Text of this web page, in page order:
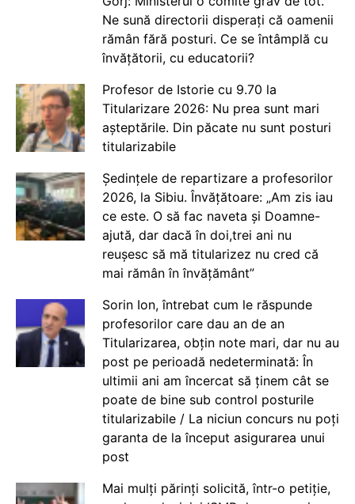
Ne sună directorii disperați că oamenii
rămân fără posturi. Ce se întâmplă cu
învățătorii, cu educatorii?
Profesor de Istorie cu 9.70 la
Titularizare 2026: Nu prea sunt mari
așteptările. Din păcate nu sunt posturi
titularizabile
Ședințele de repartizare a profesorilor
2026, la Sibiu. Învățătoare: „Am zis iau
ce este. O să fac naveta și Doamne-
ajută, dar dacă în doi,trei ani nu
reușesc să mă titularizez nu cred că
mai rămân în învățământ”
Sorin Ion, întrebat cum le răspunde
profesorilor care dau an de an
Titularizarea, obțin note mari, dar nu au
post pe perioadă nedeterminată: În
ultimii ani am încercat să ținem cât se
poate de bine sub control posturile
titularizabile / La niciun concurs nu poți
garanta de la început asigurarea unui
post
Mai mulți părinți solicită, într-o petiție,